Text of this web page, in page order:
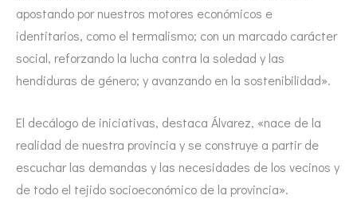
apostando por nuestros motores económicos e
identitarios, como el termalismo; con un marcado carácter
social, reforzando la lucha contra la soledad y las
hendiduras de género; y avanzando en la sostenibilidad».
El decálogo de iniciativas, destaca Álvarez, «nace de la
realidad de nuestra provincia y se construye a partir de
escuchar las demandas y las necesidades de los vecinos y
de todo el tejido socioeconómico de la provincia».